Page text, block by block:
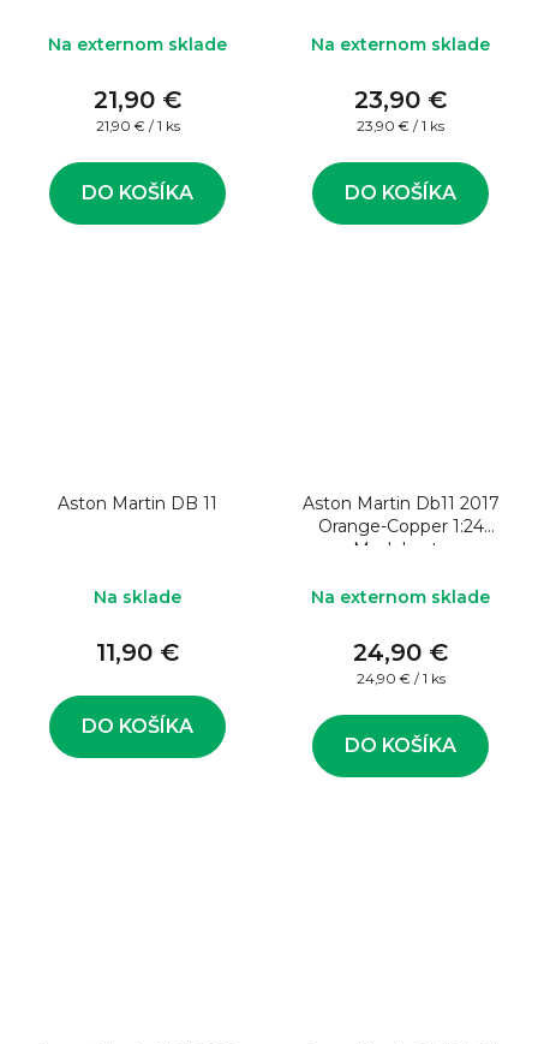
Na externom sklade
21,90 €
Jednotková
21,90 € / 1 ks
DO KOŠÍKA
Na externom sklade
23,90 €
Jednotková
23,90 € / 1 ks
DO KOŠÍKA
Aston Martin DB 11
Na sklade
11,90 €
DO KOŠÍKA
Aston Martin Db11 2017
Orange-Copper 1:24
Model auta
Na externom sklade
24,90 €
Jednotková
24,90 € / 1 ks
DO KOŠÍKA